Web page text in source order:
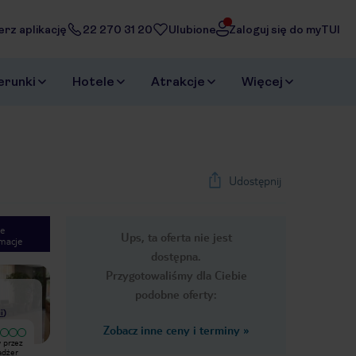
aplikację 22 270 31 20 Ulubione Zaloguj się do myTUI
Hotele Atrakcje Więcej
Udostępnij
Ups, ta oferta nie jest
dostępna.
Przygotowaliśmy dla Ciebie
podobne oferty:
Zobacz inne ceny i terminy »
Next slide
1/32
)
przez
Bardzo dobry